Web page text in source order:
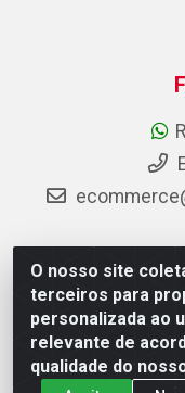
O nosso site
terceiros para
personalizada ao
relevante de
qualidade do
AC Araujo
São Cristóvão,